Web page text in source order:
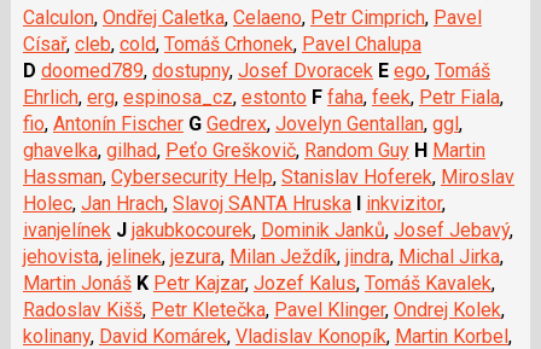
Calculon, Ondřej Caletka, Celaeno, Petr Cimprich, Pavel
Císař, cleb, cold, Tomáš Crhonek, Pavel Chalupa
D doomed789, dostupny, Josef Dvoracek E ego, Tomáš
Ehrlich, erg, espinosa_cz, estonto F faha, feek, Petr Fiala,
fio, Antonín Fischer G Gedrex, Jovelyn Gentallan, ggl,
ghavelka, gilhad, Peťo Greškovič, Random Guy H Martin
Hassman, Cybersecurity Help, Stanislav Hoferek, Miroslav
Holec, Jan Hrach, Slavoj SANTA Hruska I inkvizitor,
ivanjelínek J jakubkocourek, Dominik Janků, Josef Jebavý,
jehovista, jelinek, jezura, Milan Ježdík, jindra, Michal Jirka,
Martin Jonáš K Petr Kajzar, Jozef Kalus, Tomáš Kavalek,
Radoslav Kišš, Petr Kletečka, Pavel Klinger, Ondrej Kolek,
kolinany, David Komárek, Vladislav Konopík, Martin Korbel,